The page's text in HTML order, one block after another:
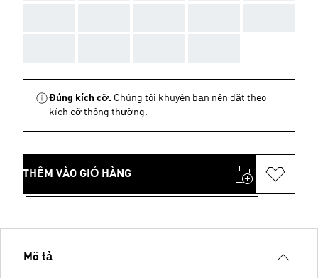
Đúng kích cỡ. Chúng tôi khuyên bạn nên đặt theo
kích cỡ thông thường.
THÊM VÀO GIỎ HÀNG
Mô tả